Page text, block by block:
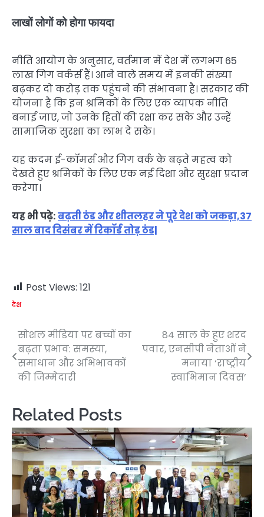
लाखों लोगों को होगा फायदा
नीति आयोग के अनुसार, वर्तमान में देश में लगभग 65
लाख गिग वर्कर्स हैं। आने वाले समय में इनकी संख्या
बढ़कर दो करोड़ तक पहुंचने की संभावना है। सरकार की
योजना है कि इन श्रमिकों के लिए एक व्यापक नीति
बनाई जाए, जो उनके हितों की रक्षा कर सके और उन्हें
सामाजिक सुरक्षा का लाभ दे सके।
यह कदम ई-कॉमर्स और गिग वर्क के बढ़ते महत्व को
देखते हुए श्रमिकों के लिए एक नई दिशा और सुरक्षा प्रदान
करेगा।
यह भी पढ़े:बढ़ती ठंड और शीतलहर ने पूरे देश को जकड़ा,37
साल बाद दिसंबर में रिकॉर्ड तोड़ ठंड|
Post Views: 121
देश
Post
navigation
सोशल मीडिया पर बच्चों का
बढ़ता प्रभाव: समस्या,
समाधान और अभिभावकों
की जिम्मेदारी
84 साल के हुए शरद
पवार, एनसीपी नेताओं ने
मनाया ‘राष्ट्रीय
स्वाभिमान दिवस’
Related Posts